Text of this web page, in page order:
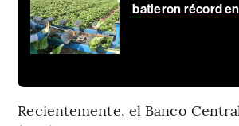
batieron récord
Recientemente, el Banco